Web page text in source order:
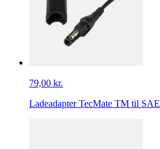
79,00 kr.
Ladeadapter TecMate TM til SAE